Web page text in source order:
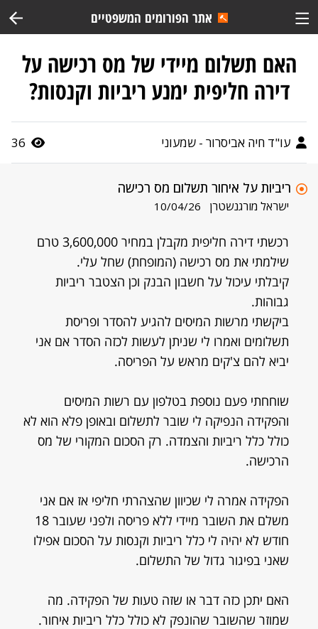
אתר הפורומים המשפטיים
האם תשלום מיידי של מס רכישה על
דירה חליפית ימנע ריביות וקנסות?
עו"ד חיה אביסרור - שמעוני 36
ריביות על איחור תשלום מס רכישה
ישראל מורגנשטרן 10/04/26
רכשתי דירה חליפית מקבלן במחיר 3,600,000 טרם
שילמתי את מס רכישה (המופחת) שחל עלי.
קיבלתי עיכול על חשבון הבנק וכן הצטבר ריביות
גבוהות.
ביקשתי מרשות המיסים להגיע להסדר ופריסת
תשלומים ואמרו לי שניתן לעשות לכזה הסדר אם אני
יביא להם צ'קים מראש על הפריסה.
שוחחתי פעם נוספת בטלפון עם רשות המיסים
והפקידה הנפיקה לי שובר לתשלום ובאופן פלא הוא לא
כולל כלל ריביות והצמדה. רק הסכום המקורי של מס
הרכישה.
הפקידה אמרה לי שכיוון שהצהרתי חליפי אז אם אני
משלם את השובר מיידי ללא פריסה ולפני שעובר 18
חודש לא יהיה לי כלל ריביות וקנסות על הסכום אפילו
שאני בפיגור גדול של התשלום.
האם יתכן כזה דבר או שזה טעות של הפקידה. מה
שמוזר שהשובר שהונפק לא כולל כלל ריביות איחור.